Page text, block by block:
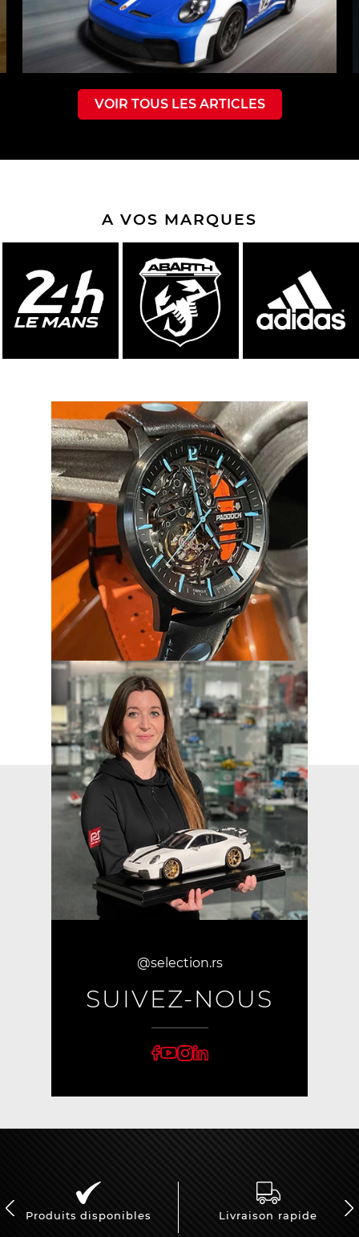
VOIR TOUS LES ARTICLES
A VOS MARQUES
@selection.rs
SUIVEZ-NOUS
Produits disponibles Livraison rapide